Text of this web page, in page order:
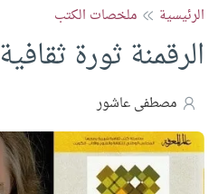
الرئيسية ملخصات الكتب
الرقمنة ثورة ثقافية
مصطفى عاشور